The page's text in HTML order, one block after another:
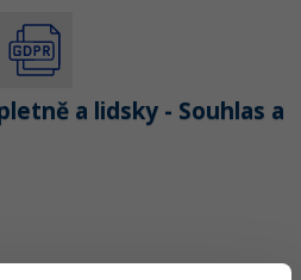
a lidsky - Souhlas a